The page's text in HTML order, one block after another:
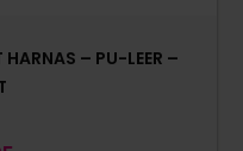
– PU-LEER –